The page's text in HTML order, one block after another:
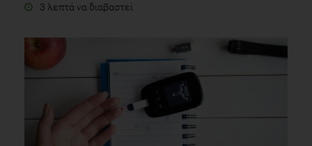
3 λεπτά να διαβαστεί